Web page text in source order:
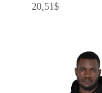
20,51$